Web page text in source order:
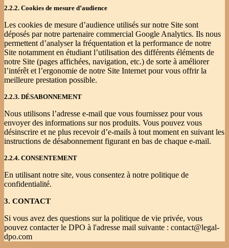
2.2.2. Cookies de mesure d’audience
Les cookies de mesure d’audience utilisés sur notre Site sont
déposés par notre partenaire commercial Google Analytics. Ils nous
permettent d’analyser la fréquentation et la performance de notre
Site notamment en étudiant l’utilisation des différents éléments de
notre Site (pages affichées, navigation, etc.) de sorte à améliorer
l’intérêt et l’ergonomie de notre Site Internet pour vous offrir la
meilleure prestation possible.
2.2.3. DÉSABONNEMENT
Nous utilisons l’adresse e-mail que vous fournissez pour vous
envoyer des informations sur nos produits. Vous pouvez vous
désinscrire et ne plus recevoir d’e-mails à tout moment en suivant les
instructions de désabonnement figurant en bas de chaque e-mail.
2.2.4. CONSENTEMENT
En utilisant notre site, vous consentez à notre politique de
confidentialité.
3. CONTACT
Si vous avez des questions sur la politique de vie privée, vous
pouvez contacter le DPO à l'adresse mail suivante : contact@legal-
dpo.com